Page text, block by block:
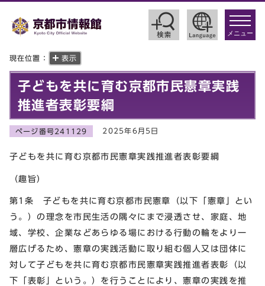
toggle
メニュー
現在位置： 表示
子どもを共に育む京都市民憲章実践
推進者表彰要綱
ページ番号241129 2025年6月5日
子どもを共に育む京都市民憲章実践推進者表彰要綱
（趣旨）
第1条 子どもを共に育む京都市民憲章（以下「憲章」とい
う。）の理念を市民生活の隅々にまで浸透させ、家庭、地
域、学校、企業などあらゆる場における行動の輪をより一
層広げるため、憲章の実践活動に取り組む個人又は団体に
対して子どもを共に育む京都市民憲章実践推進者表彰（以
下「表彰」という。）を行うことにより、憲章の実践を推